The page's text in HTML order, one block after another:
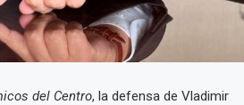
del Centro, la defensa de Vladimir